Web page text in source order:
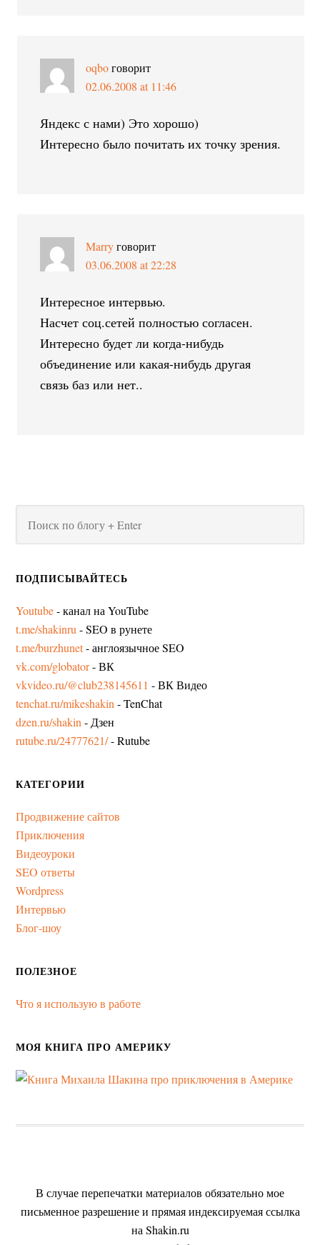
oqbo говорит
02.06.2008 at 11:46
Яндекс с нами) Это хорошо)
Интересно было почитать их точку зрения.
Marry говорит
03.06.2008 at 22:28
Интересное интервью.
Насчет соц.сетей полностью согласен.
Интересно будет ли когда-нибудь
объединение или какая-нибудь другая
связь баз или нет..
ПОДПИСЫВАЙТЕСЬ
Youtube- канал на YouTube
t.me/shakinru - SEO в рунете
t.me/burzhunet- англоязычное SEO
vk.com/globator- ВК
vkvideo.ru/@club238145611 - ВК Видео
tenchat.ru/mikeshakin - TenChat
dzen.ru/shakin - Дзен
rutube.ru/24777621/- Rutube
КАТЕГОРИИ
Продвижение сайтов
Приключения
Видеоуроки
SEO ответы
Wordpress
Интервью
Блог-шоу
ПОЛЕЗНОЕ
Что я использую в работе
МОЯ КНИГА ПРО АМЕРИКУ
В случае перепечатки материалов обязательно мое
письменное разрешение и прямая индексируемая ссылка
на Shakin.ru